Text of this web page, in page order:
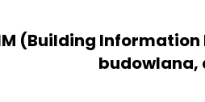
(Building
budowlana,